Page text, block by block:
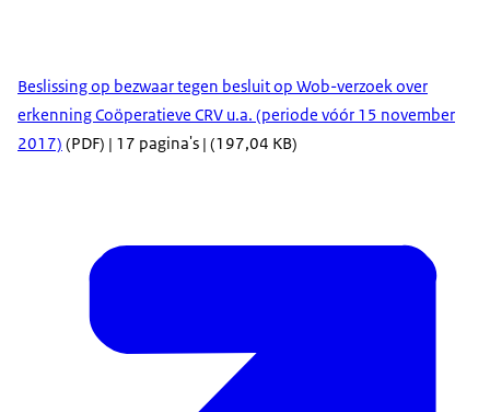
Beslissing op bezwaar tegen besluit op Wob-verzoek over
erkenning Coöperatieve CRV u.a. (periode vóór 15 november
2017) (PDF) | 17 pagina's | (197,04 KB)